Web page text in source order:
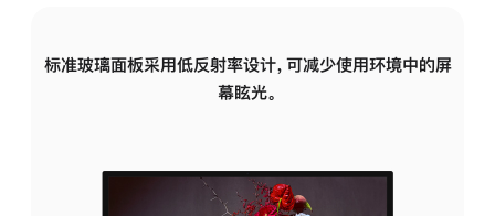
标准玻璃面板采用低反射率设计，可减少使用环境中的屏
幕眩光。